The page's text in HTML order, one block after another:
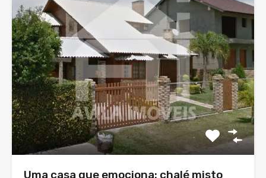
Uma casa que emociona: chalé misto